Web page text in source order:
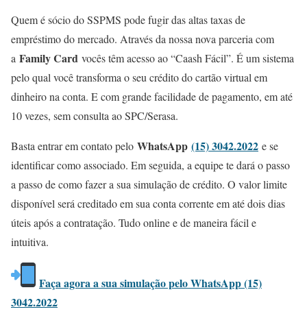
Quem é sócio do SSPMS pode fugir das altas taxas de
empréstimo do mercado. Através da nossa nova parceria com
a Family Card vocês têm acesso ao “Caash Fácil”. É um sistema
pelo qual você transforma o seu crédito do cartão virtual em
dinheiro na conta. E com grande facilidade de pagamento, em até
10 vezes, sem consulta ao SPC/Serasa.
Basta entrar em contato pelo WhatsApp (15) 3042.2022 e se
identificar como associado. Em seguida, a equipe te dará o passo
a passo de como fazer a sua simulação de crédito. O valor limite
disponível será creditado em sua conta corrente em até dois dias
úteis após a contratação. Tudo online e de maneira fácil e
intuitiva.
Faça agora a sua simulação pelo WhatsApp (15)
3042.2022